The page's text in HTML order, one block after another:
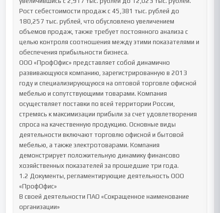
Рост себестоимости продаж с 45,381 тыс. рублей до
180,257 тыс. рублей, что обусловлено увеличением
объемов продаж, также требует постоянного анализа с
целью контроля соотношения между этими показателями и
обеспечения прибыльности бизнеса.
ООО «ПрофОфис» представляет собой динамично
развивающуюся компанию, зарегистрированную в 2013
году и специализирующуюся на оптовой торговле офисной
мебелью и сопутствующими товарами. Компания
осуществляет поставки по всей территории России,
стремясь к максимизации прибыли за счет удовлетворения
спроса на качественную продукцию. Основные виды
деятельности включают торговлю офисной и бытовой
мебелью, а также электротоварами. Компания
демонстрирует положительную динамику финансово
хозяйственных показателей за прошедшие три года.
1.2 Документы, регламентирующие деятельность ООО
«ПрофОфис»
В своей деятельности ПАО «Сокращенное наименование
организации»